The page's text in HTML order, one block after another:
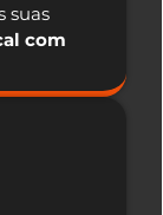
suas
com